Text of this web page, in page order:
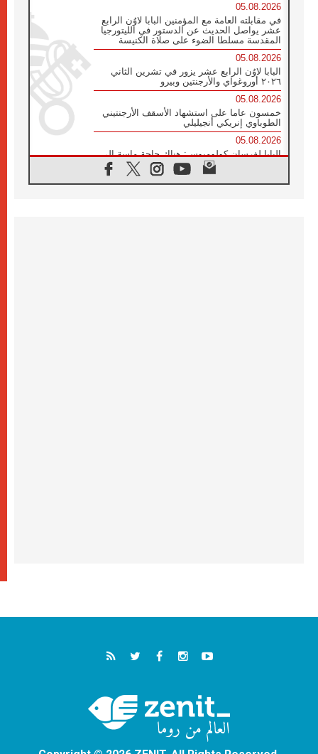
05.08.2026
في مقابلته العامة مع المؤمنين البابا لاوُن الرابع
عشر يواصل الحديث عن الدستور في الليتورجيا
المقدسة مسلطا الضوء على صلاة الكنيسة
05.08.2026
البابا لاوُن الرابع عشر يزور في تشرين الثاني
٢٠٢٦ أوروغواي والأرجنتين وبيرو
05.08.2026
خمسون عاما على استشهاد الأسقف الأرجنتيني
الطوباوي إنريكي أنجيليلي
05.08.2026
البابا لفرسان كولومبوس: هناك حاجة ماسة إلى
أنبياء تناغم يسعون إلى بناء الجسور
04.08.2026